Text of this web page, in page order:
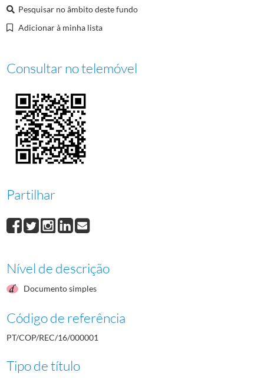
000009 Natação: festival do "Dia Olímpico"
Pesquisar no âmbito deste fundo
Adicionar à minha lista
Consultar no telemóvel
Partilhar
Nível de descrição
Documento simples
Código de referência
PT/COP/REC/16/000001
Tipo de título